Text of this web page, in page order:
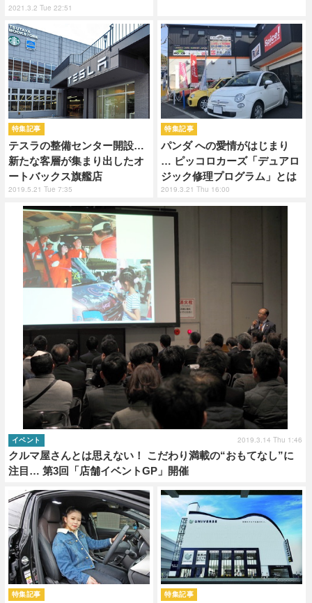
2021.3.2 Tue 22:51
テスラの整備センター開設…
新たな客層が集まり出したオ
ートバックス旗艦店
特集記事
2019.5.21 Tue 7:35
パンダ への愛情がはじまり
… ピッコロカーズ「デュアロ
ジック修理プログラム」とは
特集記事
2019.3.21 Thu 16:00
クルマ屋さんとは思えない！ こだわり満載の“おもてなし”に
注目… 第3回「店舗イベントGP」開催
イベント 2019.3.14 Thu 1:46
特集記事 特集記事